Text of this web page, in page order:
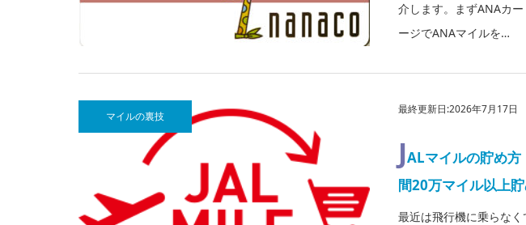
介します。まずANAカ
ージでANAマイルを…
マイルの裏技
最終更新日:2026年7月17日
JALマイルの貯め
間20万マイル以上貯
最近は飛行機に乗らな